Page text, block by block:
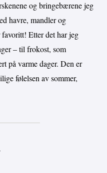
og bringebærene jeg
havre, mandler og
Etter det har jeg
– til frokost, som
på varme dager. Den er
følelsen av sommer,